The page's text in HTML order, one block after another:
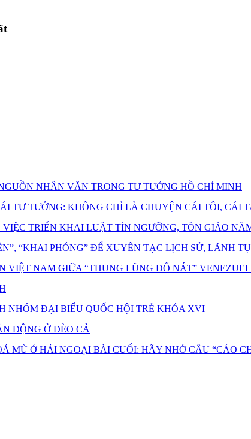
NHÂN VĂN TRONG TƯ TƯỞNG HỒ CHÍ MINH
TƯ TƯỞNG: KHÔNG CHỈ LÀ CHUYỆN CÁI TÔI, CÁI
TRIỂN KHAI LUẬT TÍN NGƯỠNG, TÔN GIÁO
“KHAI PHÓNG” ĐỂ XUYÊN TẠC LỊCH SỬ, LÃNH TỤ
VIỆT NAM GIỮA “THUNG LŨNG ĐỔ NÁT”
NHÓM ĐẠI BIỂU QUỐC HỘI TRẺ KHÓA XVI
ĐỘNG Ở ĐÈO CẢ
MÙ Ở HẢI NGOẠI BÀI CUỐI: HÃY NHỚ CÂU “CÁO